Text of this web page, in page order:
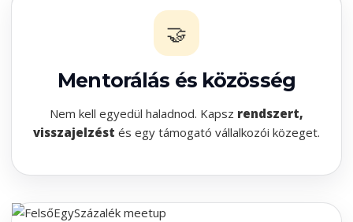
🤝
Mentorálás és közösség
Nem kell egyedül haladnod. Kapsz rendszert,
visszajelzést és egy támogató vállalkozói közeget.